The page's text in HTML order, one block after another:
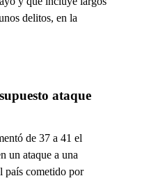
delitos, en la
ataque
de 37 a 41 el
un ataque a una
país cometido por